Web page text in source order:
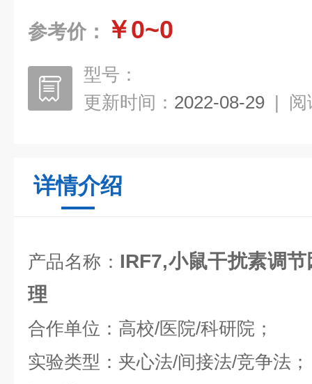
参考价： ￥0~0
型号：
更新时间： 2022-08-29 | 阅
详情介绍
产品名称： IRF7,小鼠干扰素调
理
合作单位：高校/医院/科研院；
实验类型：夹心法/间接法/竞争法；